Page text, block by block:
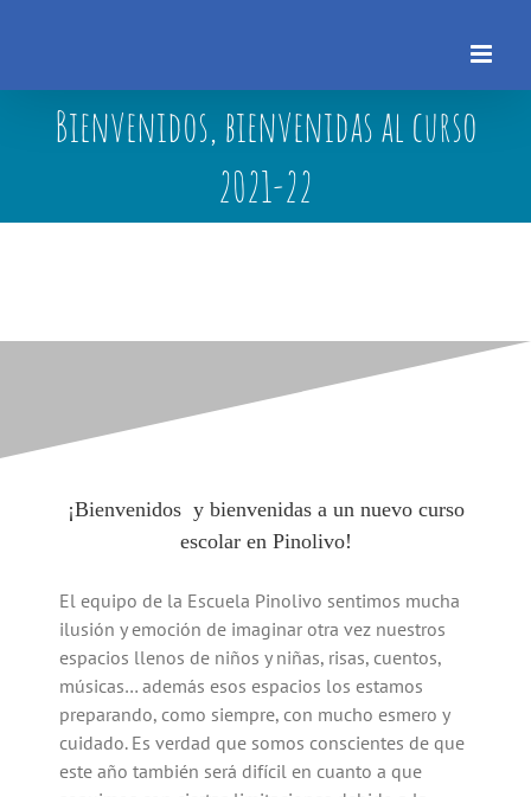
Bienvenidos, bienvenidas al curso
2021-22
¡Bienvenidos y bienvenidas a un nuevo curso
escolar en Pinolivo!
El equipo de la Escuela Pinolivo sentimos mucha
ilusión y emoción de imaginar otra vez nuestros
espacios llenos de niños y niñas, risas, cuentos,
músicas… además esos espacios los estamos
preparando, como siempre, con mucho esmero y
cuidado. Es verdad que somos conscientes de que
este año también será difícil en cuanto a que